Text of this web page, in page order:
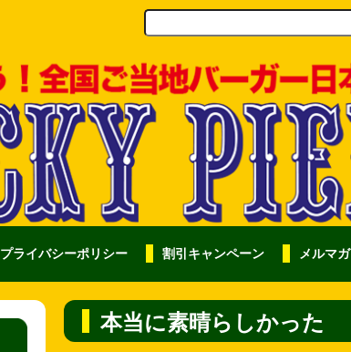
プライバシーポリシー 割引キャンペーン メルマガ
本当に素晴らしかった